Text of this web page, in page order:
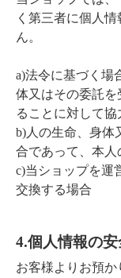
く第三者に個人
ん。
a)法令に基づく場
体又はその委託
ることに対して
b)人の生命、身体
合であって、本
c)当ショップを運
交換する場合
4.個人情報の
お客様よりお預